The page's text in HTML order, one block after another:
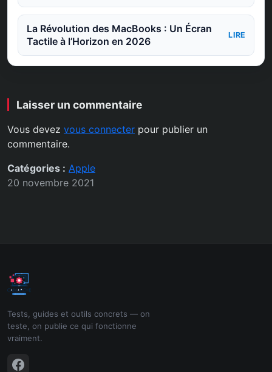
La Révolution des MacBooks : Un Écran
Tactile à l’Horizon en 2026
LIRE
Laisser un commentaire
Vous devez vous connecter pour publier un
commentaire.
Catégories : Apple
20 novembre 2021
Tests, guides et outils concrets — on
teste, on publie ce qui fonctionne
vraiment.